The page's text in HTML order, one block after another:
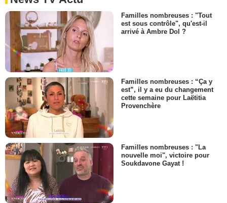
Familles nombreuses : "Tout
est sous contrôle", qu'est-il
arrivé à Ambre Dol ?
Familles nombreuses : “Ça y
est”, il y a eu du changement
cette semaine pour Laëtitia
Provenchère
Familles nombreuses : "La
nouvelle moi", victoire pour
Soukdavone Gayat !